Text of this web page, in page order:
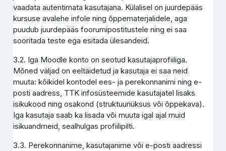
vaadata autentimata kasutajana. Külalisel on juurdepääs
kursuse avalehe infole ning õppematerjalidele, aga
puudub juurdepääs foorumipostitustele ning ei saa
sooritada teste ega esitada ülesandeid.
3.2. Iga Moodle konto on seotud kasutajaprofiiliga.
Mõned väljad on eeltäidetud ja kasutaja ei saa neid
muuta: kõikidel kontodel ees- ja perekonnanimi ning e-
posti aadress, TTK infosüsteemide kasutajatel lisaks
isikukood ning osakond (struktuuriüksus või õppekava).
Iga kasutaja saab ka lisada või muuta igal ajal muid
isikuandmeid, sealhulgas profiilipilti.
3.3. Perekonnanime, kasutajanime või e-posti aadressi